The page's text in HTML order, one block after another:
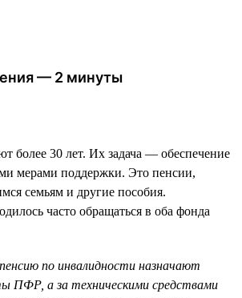
— 2 минуты
30 лет. Их задача — обеспечение
мерами поддержки. Это пенсии,
семьям и другие пособия.
часто обращаться в оба фонда
по инвалидности назначают
ПФР, а за техническими средствами